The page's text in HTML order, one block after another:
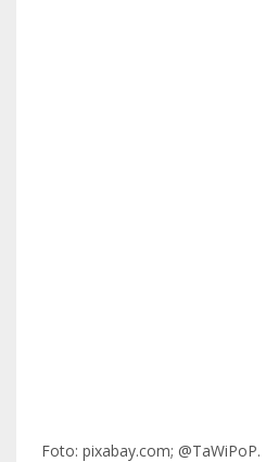
Foto: pixabay.com; @TaWiPoP.